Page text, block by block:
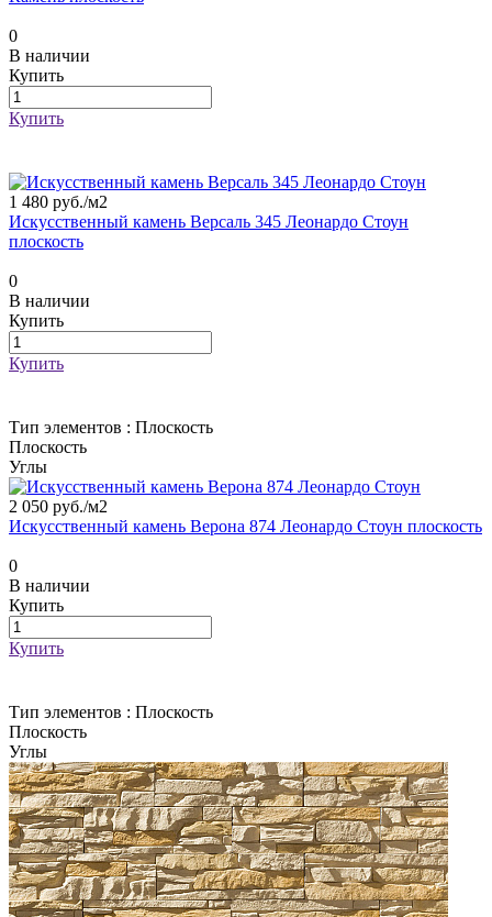
0
В наличии
Купить
Купить
1 480 руб./м2
Искусственный камень Версаль 345 Леонардо Стоун
плоскость
0
В наличии
Купить
Купить
Тип элементов : Плоскость
Плоскость
Углы
2 050 руб./м2
Искусственный камень Верона 874 Леонардо Стоун плоскость
0
В наличии
Купить
Купить
Тип элементов : Плоскость
Плоскость
Углы